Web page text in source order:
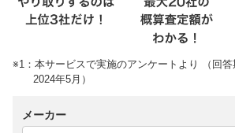
※1：本サービスで実施のアンケートより （回
2024年5月）
メーカー